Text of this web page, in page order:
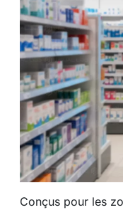
Conçus pour les